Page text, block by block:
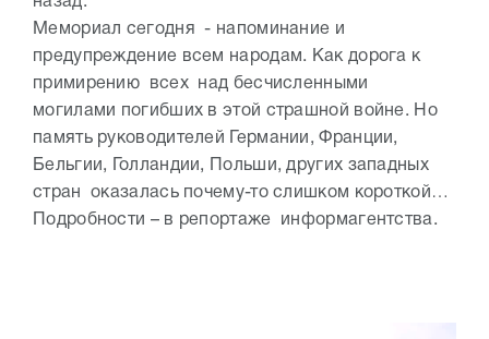
Мемориал сегодня - напоминание и
предупреждение всем народам. Как дорога к
примирению всех над бесчисленными
могилами погибших в этой страшной войне. Но
память руководителей Германии, Франции,
Бельгии, Голландии, Польши, других западных
стран оказалась почему-то слишком короткой…
Подробности – в репортаже информагентства.